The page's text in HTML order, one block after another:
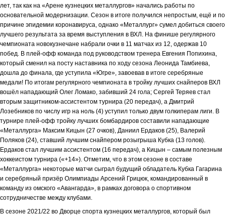
лет, так как на «Арене кузнецких металлургов» начались работы по
основательной модернизации. Сезон в итоге получился непростым, ещё и по
причине эпидемии коронавируса, однако «Металлург» сумел добиться своего
лучшего результата за время выступления в ВХЛ. На финише регулярного
чемпионата новокузнечане набрали очки в 11 матчах из 12, одержав 10
побед. В плей-офф команда под руководством тренера Евгения Попихина,
который сменил на посту наставника по ходу сезона Леонида Тамбиева,
дошла до финала, где уступила «Югре», завоевав в итоге серебряные
медали! По итогам регулярного чемпионата в тройку лучших снайперов ВХЛ
вошёл нападающий Олег Ломако, забивший 24 гола; Сергей Теряев стал
вторым защитником-ассистентом турнира (20 передач), а Дмитрий
Лозебников по числу игр на ноль (4) уступил только двум голкиперам лиги. В
турнире плей-офф тройку лучших бомбардиров составили нападающие
«Металлурга» Максим Кицын (27 очков), Даниил Ердаков (25), Валерий
Поляков (24), ставший лучшим снайпером розыгрыша Кубка (13 голов).
Ердаков стал лучшим ассистентом (16 передач), а Кицын – самым полезным
хоккеистом турнира («+14»). Отметим, что в этом сезоне в составе
«Металлурга» некоторые матчи сыграл будущий обладатель Кубка Гагарина
и серебряный призёр Олимпиады Арсений Грицюк, командированный в
команду из омского «Авангарда», в рамках договора о спортивном
сотрудничестве между клубами.
В сезоне 2021/22 во Дворце спорта кузнецких металлургов, который был